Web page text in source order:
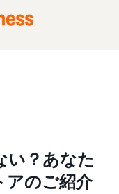
い？あなた
アのご紹介